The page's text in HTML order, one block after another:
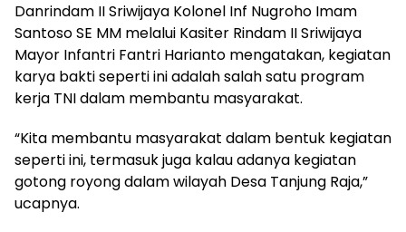
Danrindam II Sriwijaya Kolonel Inf Nugroho Imam
Santoso SE MM melalui Kasiter Rindam II Sriwijaya
Mayor Infantri Fantri Harianto mengatakan, kegiatan
karya bakti seperti ini adalah salah satu program
kerja TNI dalam membantu masyarakat.
“Kita membantu masyarakat dalam bentuk kegiatan
seperti ini, termasuk juga kalau adanya kegiatan
gotong royong dalam wilayah Desa Tanjung Raja,”
ucapnya.